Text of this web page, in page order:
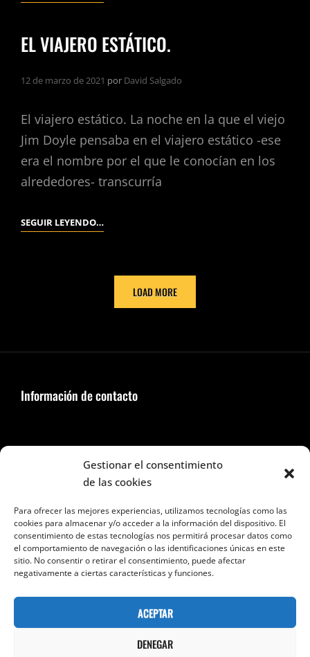
Gestionar el consentimiento
de las cookies
Para ofrecer las mejores experiencias, utilizamos tecnologías como las
cookies para almacenar y/o acceder a la información del dispositivo. El
consentimiento de estas tecnologías nos permitirá procesar datos como
el comportamiento de navegación o las identificaciones únicas en este
sitio. No consentir o retirar el consentimiento, puede afectar
negativamente a ciertas características y funciones.
ACEPTAR
DENEGAR
EL VIAJERO ESTÁTICO.
12 de marzo de 2021 por David Salgado
El viajero estático. La noche en la que el viejo
Jim Doyle pensaba en el viajero estático -ese
era el nombre por el que le conocían en los
alrededores- transcurría
SEGUIR LEYENDO…EL
LOAD MORE
Información de contacto
Seguir en Facebook e Instagram
Categorías